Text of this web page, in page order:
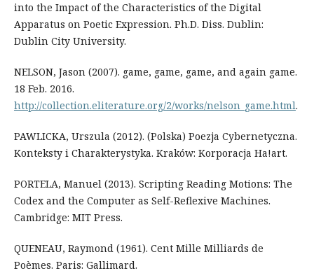
into the Impact of the Characteristics of the Digital
Apparatus on Poetic Expression. Ph.D. Diss. Dublin:
Dublin City University.
NELSON, Jason (2007). game, game, game, and again game.
18 Feb. 2016.
http://collection.eliterature.org/2/works/nelson_game.html.
PAWLICKA, Urszula (2012). (Polska) Poezja Cybernetyczna.
Konteksty i Charakterystyka. Kraków: Korporacja Ha!art.
PORTELA, Manuel (2013). Scripting Reading Motions: The
Codex and the Computer as Self-Reflexive Machines.
Cambridge: MIT Press.
QUENEAU, Raymond (1961). Cent Mille Milliards de
Poèmes. Paris: Gallimard.